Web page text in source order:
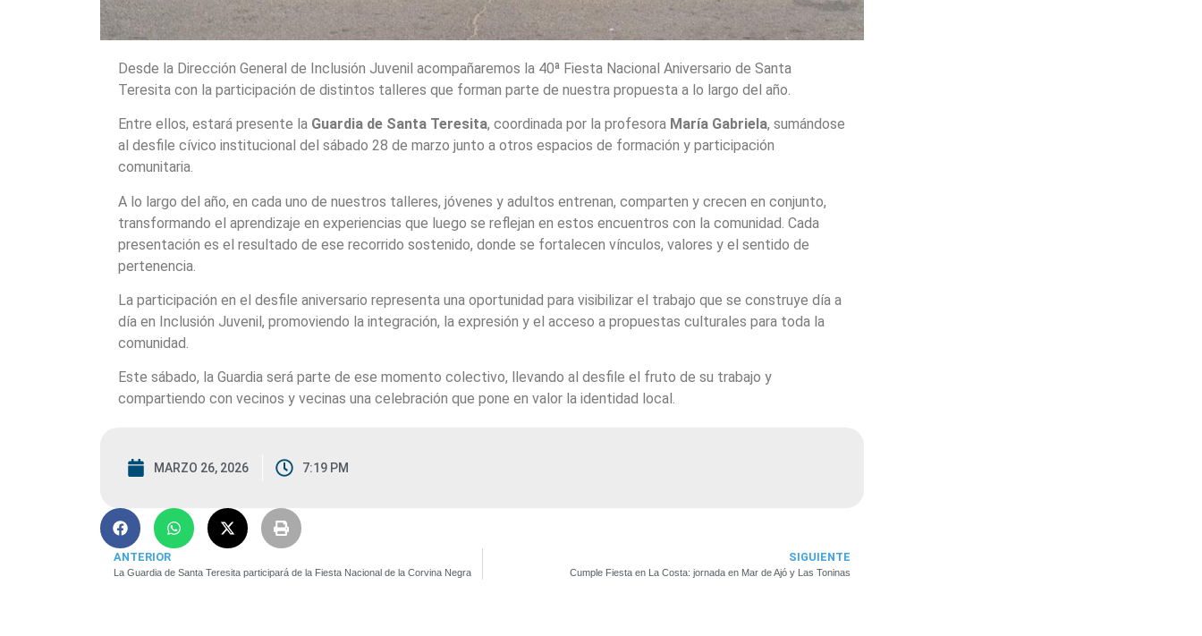
Desde la Dirección General de Inclusión Juvenil acompañaremos la 40ª Fiesta Nacional Aniversario de Santa
Teresita con la participación de distintos talleres que forman parte de nuestra propuesta a lo largo del año.
Entre ellos, estará presente la Guardia de Santa Teresita, coordinada por la profesora María Gabriela, sumándose
al desfile cívico institucional del sábado 28 de marzo junto a otros espacios de formación y participación
comunitaria.
A lo largo del año, en cada uno de nuestros talleres, jóvenes y adultos entrenan, comparten y crecen en conjunto,
transformando el aprendizaje en experiencias que luego se reflejan en estos encuentros con la comunidad. Cada
presentación es el resultado de ese recorrido sostenido, donde se fortalecen vínculos, valores y el sentido de
pertenencia.
La participación en el desfile aniversario representa una oportunidad para visibilizar el trabajo que se construye día a
día en Inclusión Juvenil, promoviendo la integración, la expresión y el acceso a propuestas culturales para toda la
comunidad.
Este sábado, la Guardia será parte de ese momento colectivo, llevando al desfile el fruto de su trabajo y
compartiendo con vecinos y vecinas una celebración que pone en valor la identidad local.
MARZO 26, 2026 7:19 PM
ANTERIOR
La Guardia de Santa Teresita participará de la Fiesta Nacional de la Corvina Negra
SIGUIENTE
Cumple Fiesta en La Costa: jornada en Mar de Ajó y Las Toninas